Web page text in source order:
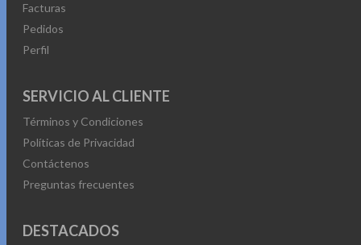
Facturas
Pedidos
Perfil
SERVICIO AL CLIENTE
Términos y Condiciones
Políticas de Privacidad
Contáctenos
Preguntas frecuentes
DESTACADOS